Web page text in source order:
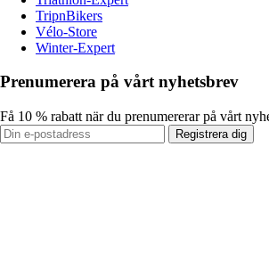
TripnBikers
Vélo-Store
Winter-Expert
Prenumerera på vårt nyhetsbrev
Få 10 % rabatt när du prenumererar på vårt
Registrera dig